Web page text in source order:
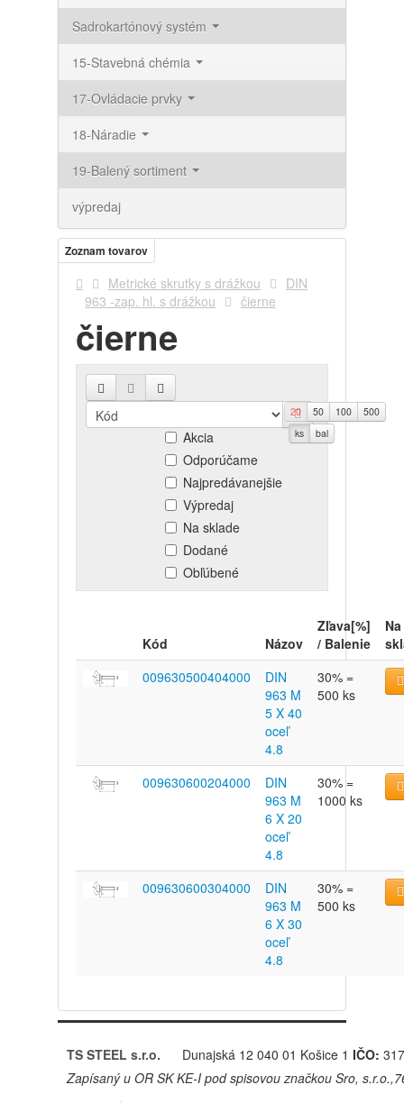
Sadrokartónový systém
15-Stavebná chémia
17-Ovládacie prvky
18-Náradie
19-Balený sortiment
výpredaj
Zoznam tovarov
Metrické skrutky s drážkou
DIN
963 -zap. hl. s drážkou
čierne
čierne
Akcia
Odporúčame
Najpredávanejšie
Výpredaj
Na sklade
Dodané
Obľúbené
20 50 100
500
ks
bal
Kód Názov
Zľava[%]
/ Balenie
Na
009630500404000
DIN
963 M
5 X 40
oceľ
4.8
30% =
500 ks
009630600204000
DIN
963 M
6 X 20
oceľ
4.8
30% =
1000 ks
009630600304000
DIN
963 M
6 X 30
oceľ
4.8
30% =
500 ks
TS STEEL s.r.o. Dunajská 12 040 01 Košice 1 IČO:
Zapísaný u OR SK KE-I pod spisovou značkou Sro,